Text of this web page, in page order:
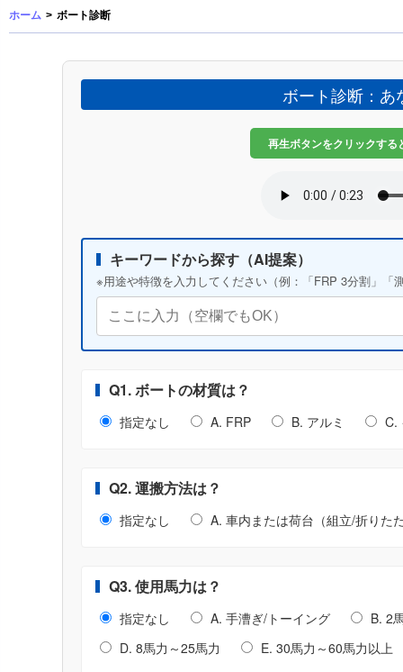
ホーム > ボート診断
ボート診断：あ
再生ボタンをクリックす
キーワードから探す（AI提案）
※用途や特徴を入力してください（例：「FRP 3分割」「
Q1. ボートの材質は？
指定なし A. FRP B. アルミ C.
Q2. 運搬方法は？
指定なし A. 車内または荷台（組立/折りた
Q3. 使用馬力は？
指定なし A. 手漕ぎ/トーイング
B. 2
D. 8馬力～25馬力
E. 30馬力～60馬力以上